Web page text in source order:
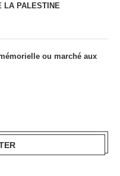
LA PALESTINE
ou marché aux